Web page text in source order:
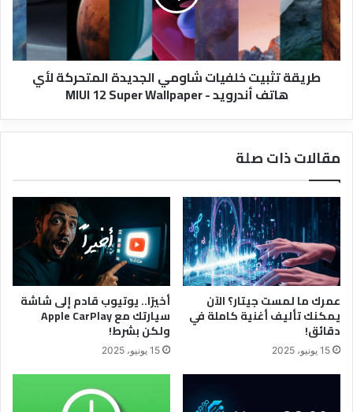
المتحركة
لأي
هاتف
أندرويد
طريقة تثبيت خلفيات شاومي الجديدة المتحركة لأي
هاتف أندرويد - MIUI 12 Super Wallpaper
مقالات ذات صلة
عمرك ما لمست جيتار؟ الآن
يمكنك تأليف أغنية كاملة في
دقائق!
15 يونيو، 2025
أخيرًا.. يوتيوب قادم إلى شاشة
سيارتك مع Apple CarPlay
ولكن بشرط!
15 يونيو، 2025